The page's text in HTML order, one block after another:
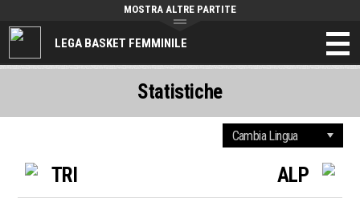
LEGA BASKET FEMMINILE
MOSTRA ALTRE PARTITE
TRI ALP
Statistiche